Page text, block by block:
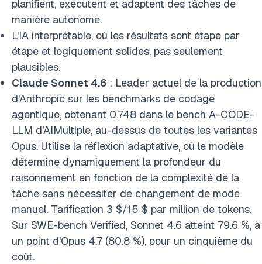
planifient, exécutent et adaptent des tâches de
manière autonome.
L'IA interprétable, où les résultats sont étape par
étape et logiquement solides, pas seulement
plausibles.
Claude Sonnet 4.6 : Leader actuel de la production
d'Anthropic sur les benchmarks de codage
agentique, obtenant 0.748 dans le bench A-CODE-
LLM d'AIMultiple, au-dessus de toutes les variantes
Opus. Utilise la réflexion adaptative, où le modèle
détermine dynamiquement la profondeur du
raisonnement en fonction de la complexité de la
tâche sans nécessiter de changement de mode
manuel. Tarification 3 $/15 $ par million de tokens.
Sur SWE-bench Verified, Sonnet 4.6 atteint 79.6 %, à
un point d'Opus 4.7 (80.8 %), pour un cinquième du
coût.